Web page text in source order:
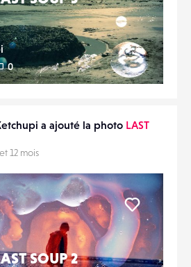
0
a ajouté la photo LAST
12 mois
SOUP 2
Liker